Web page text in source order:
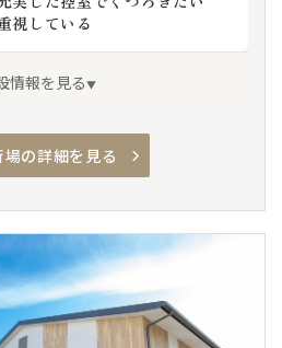
視している
情報を見る
カ 駐車場有
安置室
ベーター 通夜対応 宿泊
バリアフリー
場の詳細を見る